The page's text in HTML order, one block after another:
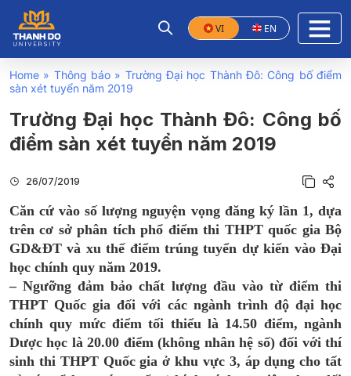
VI EN
Home » Thông báo » Trường Đại học Thành Đô: Công bố điểm
sàn xét tuyển năm 2019
Trường Đại học Thành Đô: Công bố
điểm sàn xét tuyển năm 2019
26/07/2019
Căn cứ vào số lượng nguyện vọng đăng ký lần 1, dựa
trên cơ sở phân tích phổ điểm thi THPT quốc gia Bộ
GD&ĐT và xu thế điểm trúng tuyển dự kiến vào Đại
học chính quy năm 2019.
– Ngưỡng đảm bảo chất lượng đầu vào từ điểm thi
THPT Quốc gia đối với các ngành trình độ đại học
chính quy mức điểm tối thiểu là 14.50 điểm, ngành
Dược học là 20.00 điểm (không nhân hệ số) đối với thí
sinh thi THPT Quốc gia ở khu vực 3, áp dụng cho tất